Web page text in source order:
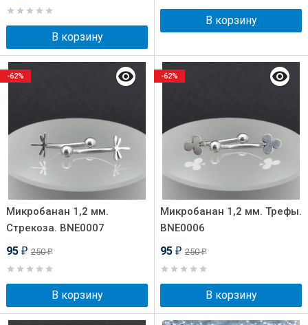
В корзину
В корзину
Микробанан 1,2 мм.
Стрекоза. BNE0007
95 ₽ 250₽
В корзину
-62%
Микробанан 1,2 мм. Трефы.
BNE0006
95 ₽ 250₽
В корзину
-62%